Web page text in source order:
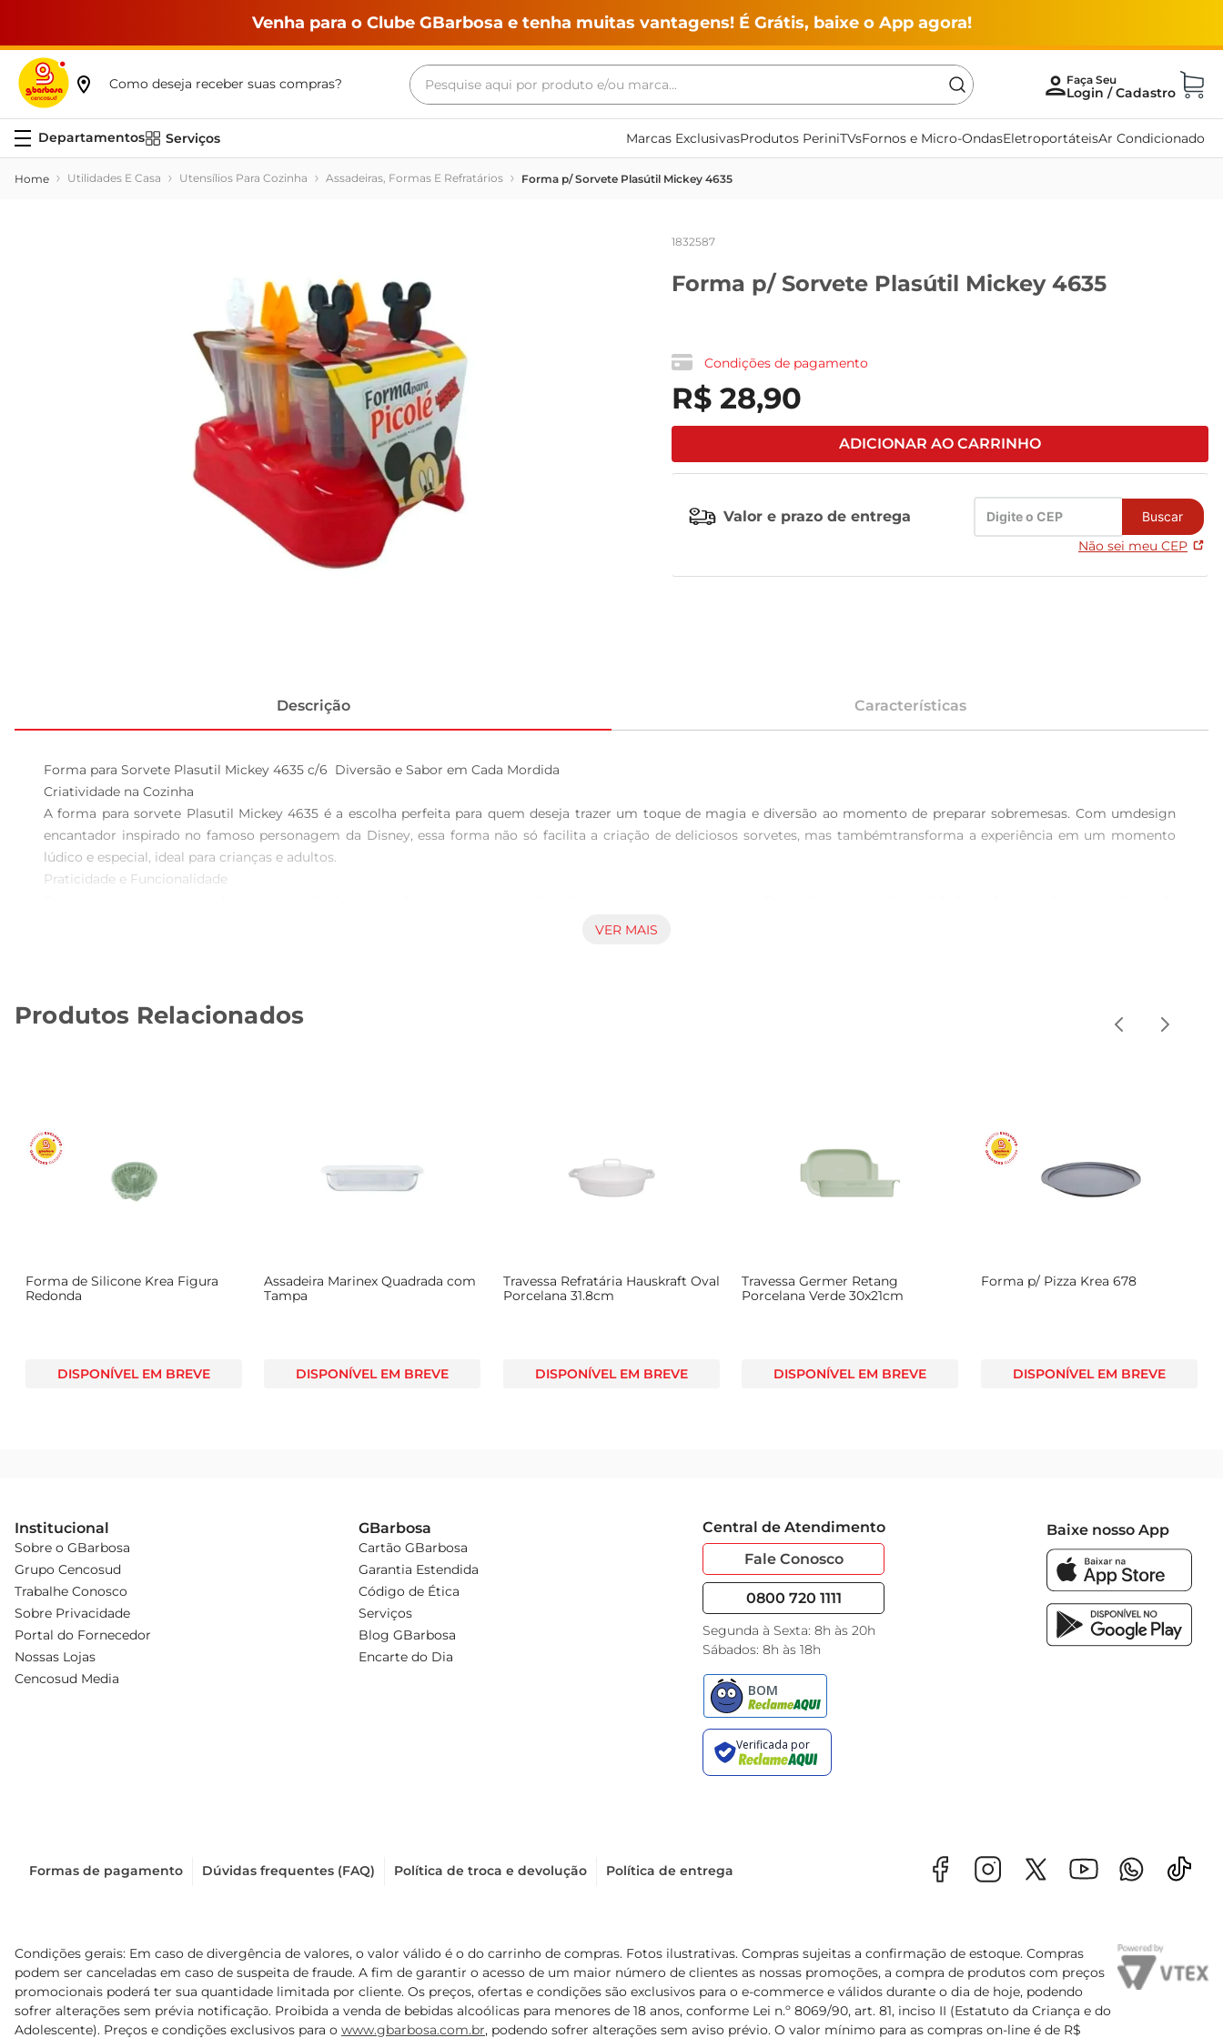
Venha para o Clube GBarbosa e tenha muitas vantagens! É Grátis, baixe o App agora!
Como deseja receber suas compras?
Pesquise aqui por produto e/ou marca...
Serviços Marcas ExclusivasProdutos PeriniTVsFornos e Micro-OndasEletroportáteisAr Condicionado
Utilidades E Casa Utensílios Para Cozinha Assadeiras, Formas E Refratários Forma p/ Sorvete Plasútil Mickey 4635
1832587
Forma p/ Sorvete Plasútil Mickey 4635
Condições de pagamento
R$ 28,90
ADICIONAR AO CARRINHO
Valor e prazo de entrega Buscar
Não sei meu CEP
Descrição Características
Forma para Sorvete Plasutil Mickey 4635 c/6  Diversão e Sabor em Cada Mordida
Criatividade na Cozinha
A forma para sorvete Plasutil Mickey 4635 é a escolha perfeita para quem deseja trazer um toque de magia e diversão ao momento de preparar sobremesas. Com umdesign
encantador inspirado no famoso personagem da Disney, essa forma não só facilita a criação de deliciosos sorvetes, mas tambémtransforma a experiência em um momento
lúdico e especial, ideal para crianças e adultos.
Praticidade e Funcionalidade
manusear, garantindo que você possa criar suas delícias geladas sem complicações. O formato divertido doMickey é um atrativo a mais, tornando cada sorvete uma verdadeira
precise se preocupar em quebrálos. Além disso, as formas são fáceis de limpar, podendo ser lavadas à mão ou em máquina de lavar louças, o que torna o processo ainda mais
Material: Plástico de alta qualidade
Dimensões de cada forma: Aproximadamente 10 cm de altura
VER MAIS
Produtos Relacionados
Forma de Silicone Krea Figura
Redonda
DISPONÍVEL EM BREVE
Assadeira Marinex Quadrada com
Tampa
DISPONÍVEL EM BREVE
Travessa Refratária Hauskraft Oval
Porcelana 31.8cm
DISPONÍVEL EM BREVE
Travessa Germer Retang
Porcelana Verde 30x21cm
DISPONÍVEL EM BREVE
Forma p/ Pizza Krea 678
DISPONÍVEL EM BREVE
Institucional
Sobre o GBarbosa
Grupo Cencosud
Trabalhe Conosco
Sobre Privacidade
Portal do Fornecedor
Nossas Lojas
Cencosud Media
GBarbosa
Cartão GBarbosa
Garantia Estendida
Código de Ética
Serviços
Blog GBarbosa
Encarte do Dia
Central de Atendimento
Fale Conosco
0800 720 1111
Segunda à Sexta: 8h às 20h
Sábados: 8h às 18h
Baixe nosso App
Formas de pagamento Dúvidas frequentes (FAQ) Política de troca e devolução Política de entrega
Condições gerais: Em caso de divergência de valores, o valor válido é o do carrinho de compras. Fotos ilustrativas. Compras sujeitas a confirmação de estoque. Compras
podem ser canceladas em caso de suspeita de fraude. A fim de garantir o acesso de um maior número de clientes as nossas promoções, a compra de produtos com preços
promocionais poderá ter sua quantidade limitada por cliente. Os preços, ofertas e condições são exclusivos para o e-commerce e válidos durante o dia de hoje, podendo
sofrer alterações sem prévia notificação. Proibida a venda de bebidas alcoólicas para menores de 18 anos, conforme Lei n.º 8069/90, art. 81, inciso II (Estatuto da Criança e do
Adolescente). Preços e condições exclusivos para o www.gbarbosa.com.br, podendo sofrer alterações sem aviso prévio. O valor mínimo para as compras on-line é de R$
Termos mais buscados
maquina lavar
leite
vinho
leite pó
tv